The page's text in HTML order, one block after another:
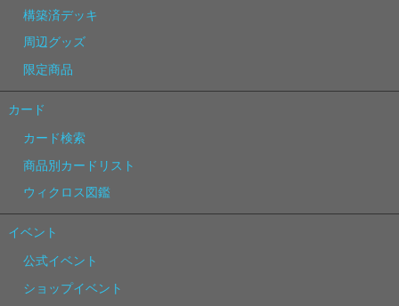
構築済デッキ
周辺グッズ
限定商品
カード
カード検索
商品別カードリスト
ウィクロス図鑑
イベント
公式イベント
ショップイベント